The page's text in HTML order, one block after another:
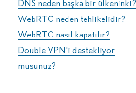
DNS neden başka bir ülkeninki?
WebRTC neden tehlikelidir?
WebRTC nasıl kapatılır?
Double VPN'i destekliyor
musunuz?